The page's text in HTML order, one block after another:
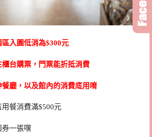
入園低消為$300元
台購票，門票能折抵消費
廳，以及館內的消費底用唷
餐消費滿$500元
券一張嘿